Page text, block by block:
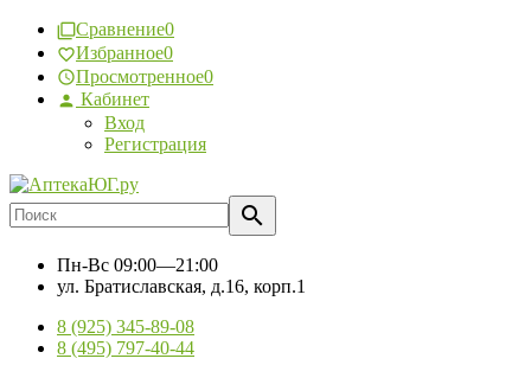
Сравнение0
Избранное0
Просмотренное0
Кабинет
Вход
Регистрация
Пн-Вс 09:00—21:00
ул. Братиславская, д.16, корп.1
8 (925) 345-89-08
8 (495) 797-40-44